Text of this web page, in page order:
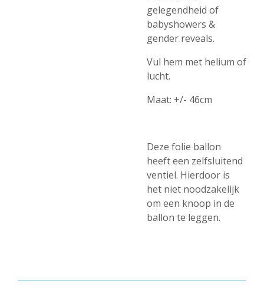
gelegendheid of
babyshowers &
gender reveals.
Vul hem met helium of
lucht.
Maat: +/- 46cm
Deze folie ballon
heeft een zelfsluitend
ventiel. Hierdoor is
het niet noodzakelijk
om een knoop in de
ballon te leggen.